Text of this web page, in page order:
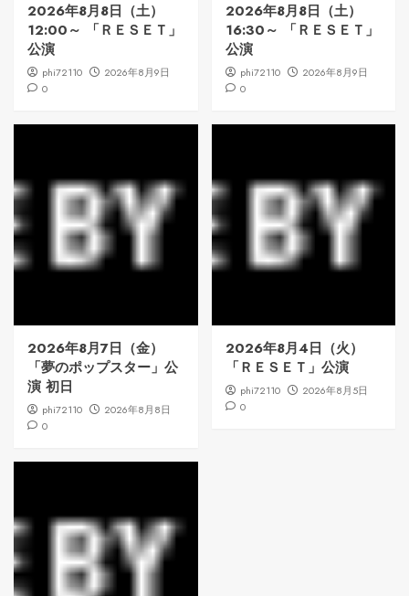
2026年8月8日（土）
12:00～ 「ＲＥＳＥＴ」
公演
phi72110
2026年8月9日
0
2026年8月8日（土）
16:30～ 「ＲＥＳＥＴ」
公演
phi72110
2026年8月9日
0
2026年8月7日（金）
「夢のポップスター」公
演 初日
phi72110
2026年8月8日
0
2026年8月4日（火）
「ＲＥＳＥＴ」公演
phi72110
2026年8月5日
0